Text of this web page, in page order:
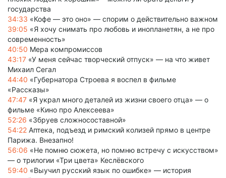
государства
34:33 «Кофе — это оно» — спорим о действительно важном
39:05 «Я хочу снимать про любовь и инопланетян, а не про
современность»
40:50 Мера компромиссов
43:17 «У меня сейчас творческий отпуск» — на что живет
Михаил Сегал
44:40 «Губернатора Строева я воспел в фильме
«Рассказы»
47:47 «Я украл много деталей из жизни своего отца» — о
фильме «Кино про Алексеева»
52:26 «Збруев сложносоставной»
54:22 Аптека, подъезд и римский колизей прямо в центре
Парижа. Внезапно!
56:06 «Не помню сюжета, но помню встречу с искусством»
— о трилогии «Три цвета» Кеслёвского
59:40 «Выучил русский язык по ошибке» — история